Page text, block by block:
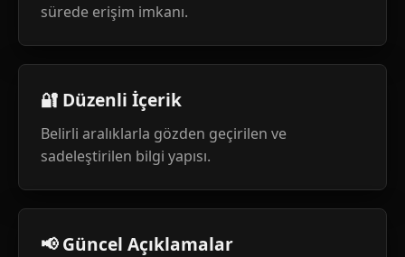
sürede erişim imkanı.
🔐 Düzenli İçerik
Belirli aralıklarla gözden geçirilen ve
sadeleştirilen bilgi yapısı.
📢 Güncel Açıklamalar